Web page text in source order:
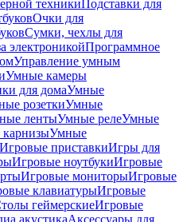
техникиПодставки для
Очки для
Сумки, чехлы для
электроникойПрограммное
Управление умным
Умные камеры
для домаУмные
розеткиУмные
лентыУмные релеУмные
Умные
Игровые приставкиИгры для
Игровые ноутбукиИгровые
Игровые мониторыИгровые
клавиатурыИгровые
геймерскиеИгровые
акустикаАксессуары для